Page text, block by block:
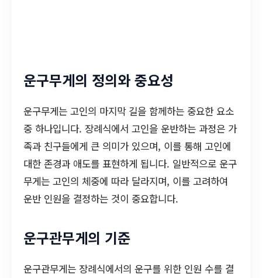
운구무게의 정의와 중요성
운구무게는 고인의 마지막 길을 함께하는 중요한 요소
중 하나입니다. 장례식에서 고인을 운반하는 과정은 가
족과 친구들에게 큰 의미가 있으며, 이를 통해 고인에
대한 존경과 애도를 표현하게 됩니다. 일반적으로 운구
무게는 고인의 체중에 따라 달라지며, 이를 고려하여
운반 인원을 결정하는 것이 중요합니다.
운구관무게의 기준
운구관무게는 장례식에서의 운구를 위한 인원 수를 결